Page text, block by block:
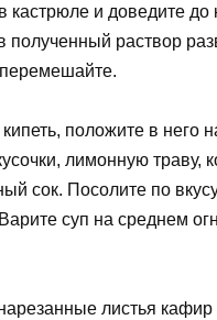
кастрюле и доведите до
полученный раствор
кипеть, положите в него
лимонную траву,
сок. Посолите по
суп на среднем
листья